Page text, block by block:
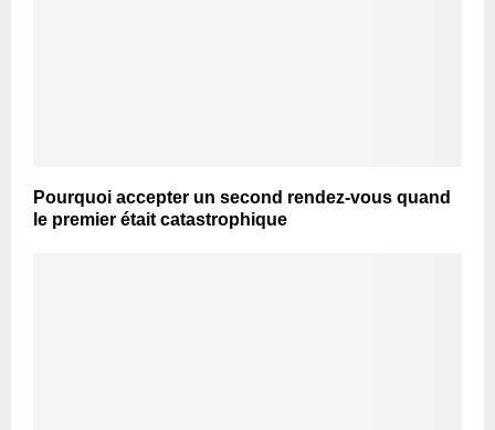
Pourquoi accepter un second rendez-vous quand
le premier était catastrophique